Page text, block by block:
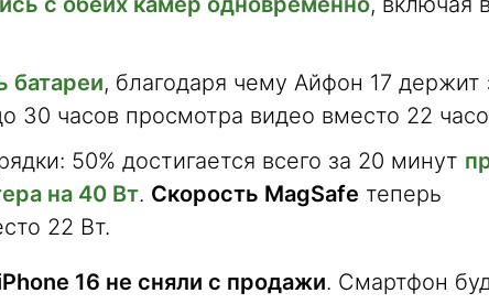
батареи, благодаря чему Айфон 17 держит
30 часов просмотра видео вместо 22
50% достигается всего за 20 минут
на 40 Вт. Скорость MagSafe теперь
22 Вт.
16 не сняли с продажи. Смартфон